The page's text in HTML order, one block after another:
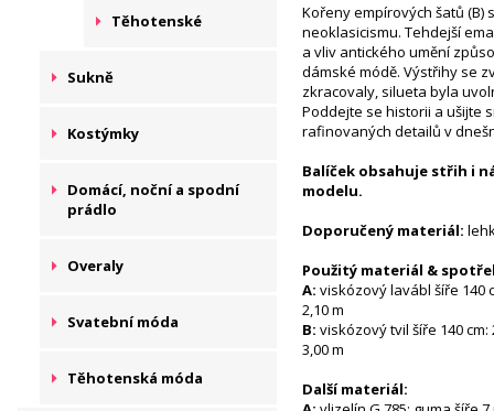
Těhotenské
Sukně
Kostýmky
Domácí, noční a spodní
prádlo
Overaly
Svatební móda
Těhotenská móda
Kořeny empírových šatů (B)
neoklasicismu. Tehdejší
a vliv antického umění
dámské módě. Výstřihy se
zkracovaly, silueta byla
Poddejte se historii a ušijte
rafinovaných detailů v
Balíček obsahuje střih i
modelu.
Doporučený materiál:
Použitý materiál &
A: viskózový lavábl šíře 140
2,10 m
B: viskózový tvil šíře 140 cm:
3,00 m
Další materiál: